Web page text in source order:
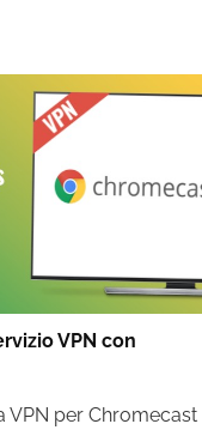
VPN con
VPN per Chromecast